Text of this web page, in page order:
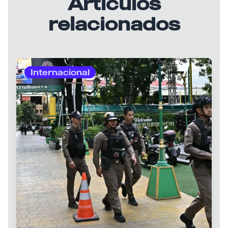
relacionados
Internacional